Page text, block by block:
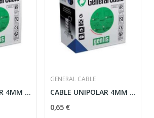
CABLE UNIPOLAR 4MM AMARILLO-VERDE CONEXION H07V-K
GENERAL CABLE
CABLE UNIPOLAR 4MM NEGRO CONEXION H07V-K
0,65 €